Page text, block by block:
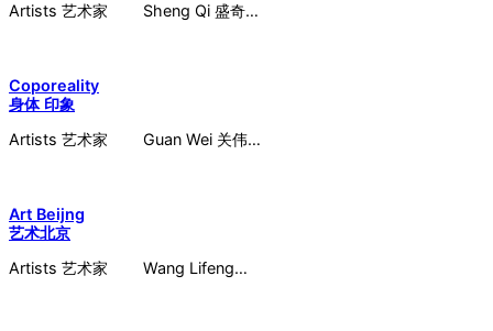
Artists 艺术家 Sheng Qi 盛奇…
Coporeality
身体 印象
Artists 艺术家 Guan Wei 关伟…
Art Beijng
艺术北京
Artists 艺术家 Wang Lifeng…